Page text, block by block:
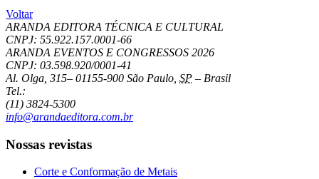
Voltar
ARANDA EDITORA TÉCNICA E CULTURAL
CNPJ: 55.922.157.0001-66
ARANDA EVENTOS E CONGRESSOS 2026
CNPJ: 03.598.920/0001-41
Al. Olga, 315– 01155-900 São Paulo SP – Brasil
Tel.:
(11) 3824-5300
info@arandaeditora.com.br
Nossas revistas
Corte e Conformação de Metais